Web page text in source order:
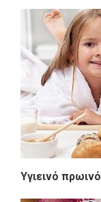
Yγιεινό